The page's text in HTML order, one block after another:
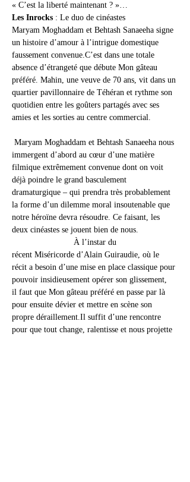
« C’est la liberté maintenant ? »…
Les Inrocks : Le duo de cinéastes
Maryam Moghaddam et Behtash Sanaeeha signe
un histoire d’amour à l’intrigue domestique
faussement convenue.C’est dans une totale
absence d’étrangeté que débute Mon gâteau
préféré. Mahin, une veuve de 70 ans, vit dans un
quartier pavillonnaire de Téhéran et rythme son
quotidien entre les goûters partagés avec ses
amies et les sorties au centre commercial.
immergent d’abord au cœur d’une matière
filmique extrêmement convenue dont on voit
déjà poindre le grand basculement
dramaturgique – qui prendra très probablement
la forme d’un dilemme moral insoutenable que
notre héroïne devra résoudre. Ce faisant, les
deux cinéastes se jouent bien de nous.
À l’instar du
récent Miséricorde d’Alain Guiraudie, où le
récit a besoin d’une mise en place classique pour
pouvoir insidieusement opérer son glissement,
il faut que Mon gâteau préféré en passe par là
pour ensuite dévier et mettre en scène son
propre déraillement.Il suffit d’une rencontre
pour que tout change, ralentisse et nous projette